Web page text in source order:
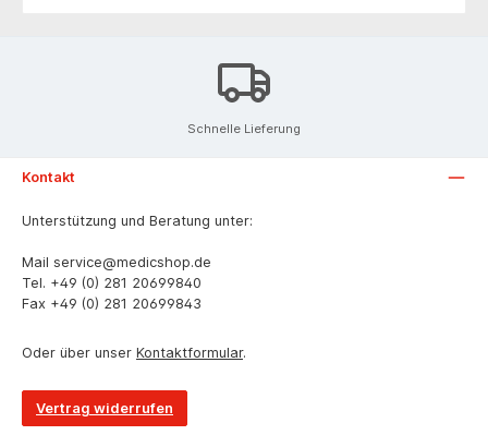
Schnelle Lieferung
Kontakt
Unterstützung und Beratung unter:
Mail service@medicshop.de
Tel. +49 (0) 281 20699840
Fax +49 (0) 281 20699843
Oder über unser Kontaktformular.
Vertrag widerrufen